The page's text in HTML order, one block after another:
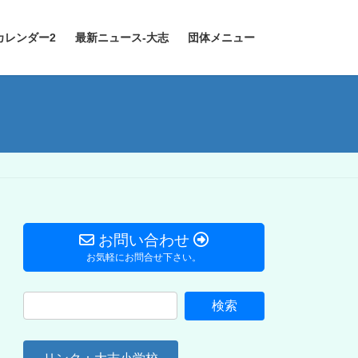
レンダー2 最新ニュース-大志 団体メニュー
お問い合わせ
お気軽にお問合せ下さい。